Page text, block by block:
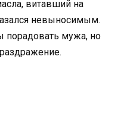
витавший на
невыносимым.
порадовать мужа, но